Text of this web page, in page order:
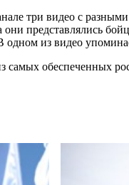
три видео с
представлялись
из видео
обеспеченных